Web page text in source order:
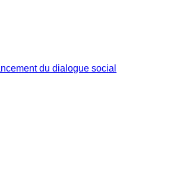
du dialogue social